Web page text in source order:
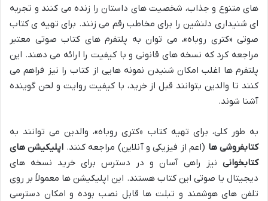
های متنوع و جذاب، شخصیت های داستان را زنده می کنند و تجربه
ای شنیداری دلنشین را برای مخاطب رقم می زنند. برای تهیه ی کتاب
صوتی «کتری روباه»، می توان به پلتفرم های کتاب صوتی معتبر
مراجعه کرد که نسخه های قانونی و با کیفیت را ارائه می دهند. این
پلتفرم ها اغلب امکان شنیدن نمونه هایی از کتاب را نیز فراهم می
کنند تا والدین بتوانند قبل از خرید، با کیفیت روایت و لحن گوینده
آشنا شوند.
به طور کلی، برای تهیه کتاب «کتری روباه»، والدین می توانند به
کتابفروشی ها (اعم از فیزیکی و آنلاین) مراجعه کنند. اپلیکیشن های
کتابخوانی نیز راهی آسان و در دسترس برای خرید نسخه های
دیجیتال یا صوتی این کتاب هستند. این اپلیکیشن ها معمولاً بر روی
تلفن های هوشمند و تبلت ها قابل نصب بوده و امکان دسترسی